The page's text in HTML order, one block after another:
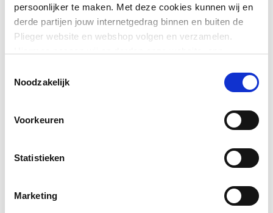
persoonlijker te maken. Met deze cookies kunnen wij en
derde partijen jouw internetgedrag binnen en buiten de
Plieger website en webshop volgen en verzamelen.
We slaan je cookievoorkeur op in je browser.
Noodzakelijk
Voorkeuren
Statistieken
Marketing
Accentkleur Geen
Maat aansluiting
aanvoer
3/4"
Vorm
Kraanmondstuk Schuimstraalmond
Met omstelinrichting
Downloads
Exploded_view